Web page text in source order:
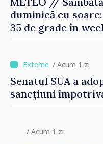
duminică cu
35 de grade în
/ Acum 1 zi
Senatul SUA a
sancțiuni
/ Acum 1 zi